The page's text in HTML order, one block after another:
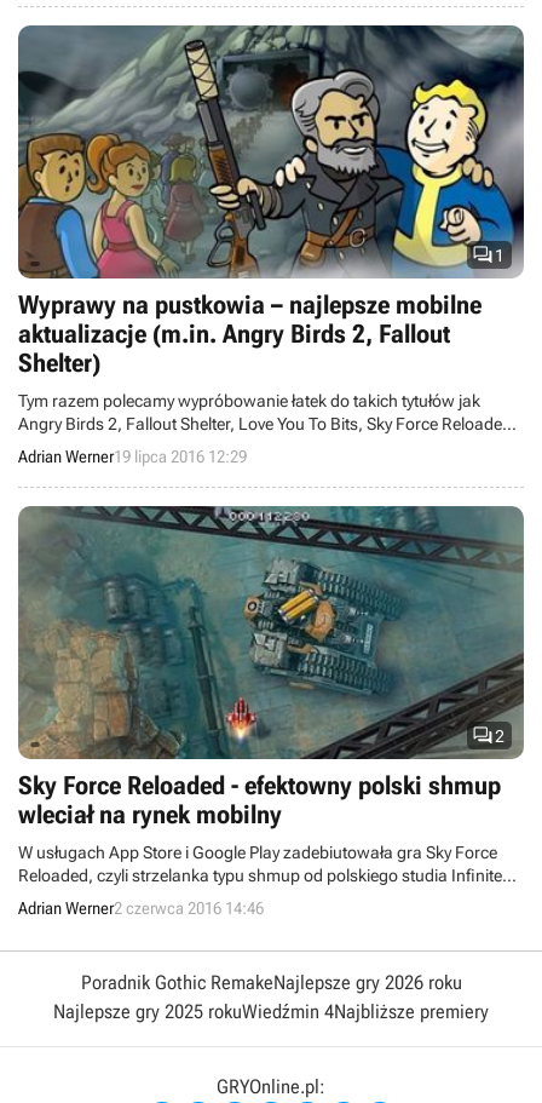
1
Wyprawy na pustkowia – najlepsze mobilne
aktualizacje (m.in. Angry Birds 2, Fallout
Shelter)
Tym razem polecamy wypróbowanie łatek do takich tytułów jak
Angry Birds 2, Fallout Shelter, Love You To Bits, Sky Force Reloaded
oraz Gems of War.
Adrian Werner19 lipca 2016 12:29
2
Sky Force Reloaded - efektowny polski shmup
wleciał na rynek mobilny
W usługach App Store i Google Play zadebiutowała gra Sky Force
Reloaded, czyli strzelanka typu shmup od polskiego studia Infinite
Dreams.
Adrian Werner2 czerwca 2016 14:46
Poradnik Gothic RemakeNajlepsze gry 2026 roku
Najlepsze gry 2025 rokuWiedźmin 4Najbliższe premiery
GRYOnline.pl: